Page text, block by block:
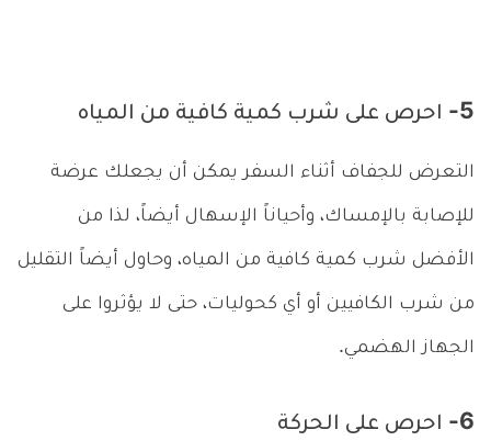
5- احرص على شرب كمية كافية من المياه
التعرض للجفاف أثناء السفر يمكن أن يجعلك عرضة
للإصابة بالإمساك، وأحياناً الإسهال أيضاً، لذا من
الأفضل شرب كمية كافية من المياه، وحاول أيضاً التقليل
من شرب الكافيين أو أي كحوليات، حتى لا يؤثروا على
الجهاز الهضمي.
6- احرص على الحركة